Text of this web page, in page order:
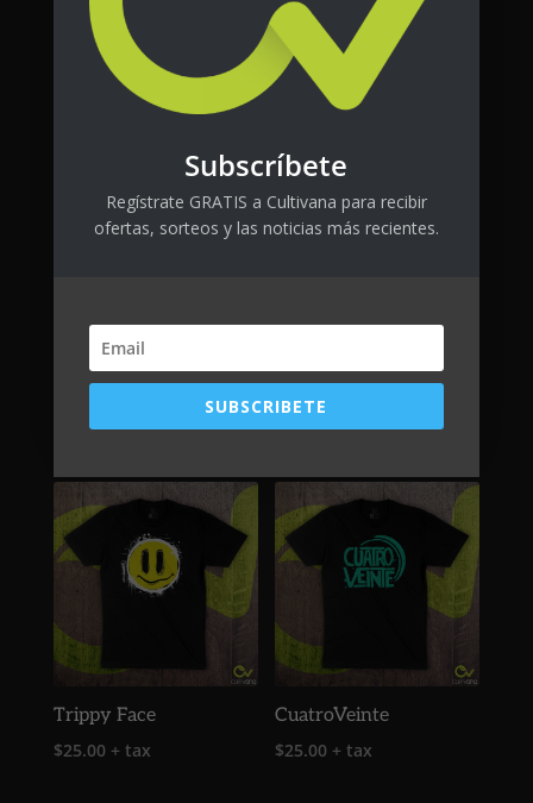
FlytLab CTRL
Es alergia
$25.00
Trippy Face
$25.00 + tax
CuatroVeinte
$25.00 + tax
Subscríbete
Regístrate GRATIS a Cultivana para recibir
ofertas, sorteos y las noticias más recientes.
SUBSCRIBETE